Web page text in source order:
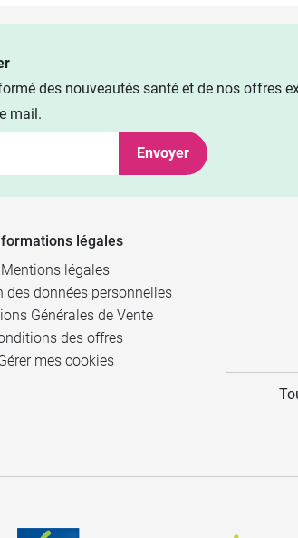
des nouveautés santé et de nos offres
mail.
Envoyer
légales
Mentions légales
des données personnelles
Générales de Vente
des offres
mes cookies